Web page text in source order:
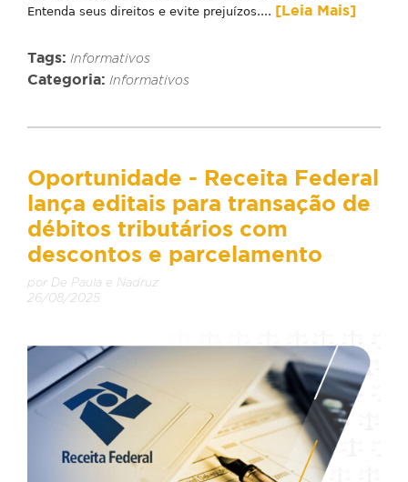
Entenda seus direitos e evite prejuízos.... [Leia Mais]
Tags: Informativos
Categoria: Informativos
Oportunidade - Receita Federal
lança editais para transação de
débitos tributários com
descontos e parcelamento
por De Paula e Nadruz
26/08/2025